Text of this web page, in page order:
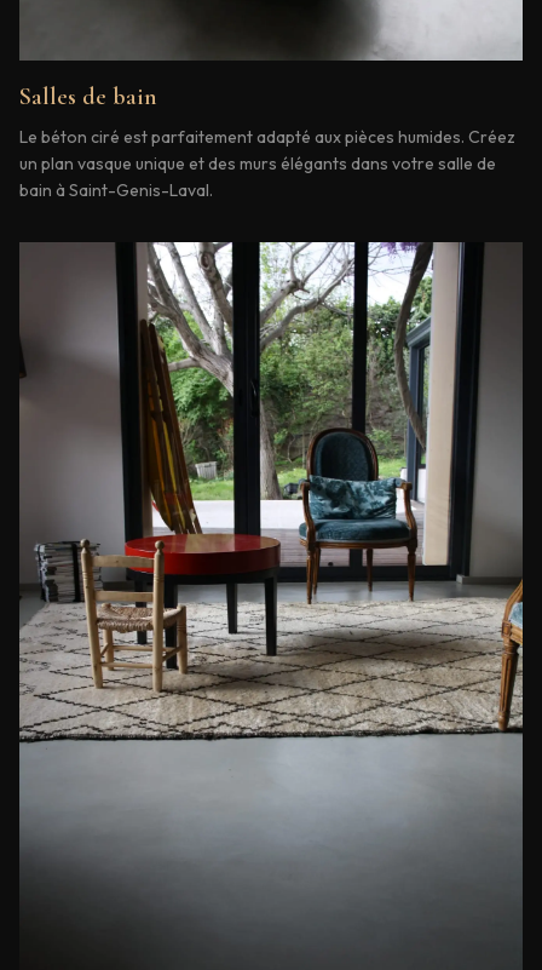
Salles de bain
Le béton ciré est parfaitement adapté aux pièces humides. Créez
un plan vasque unique et des murs élégants dans votre salle de
bain à Saint-Genis-Laval.